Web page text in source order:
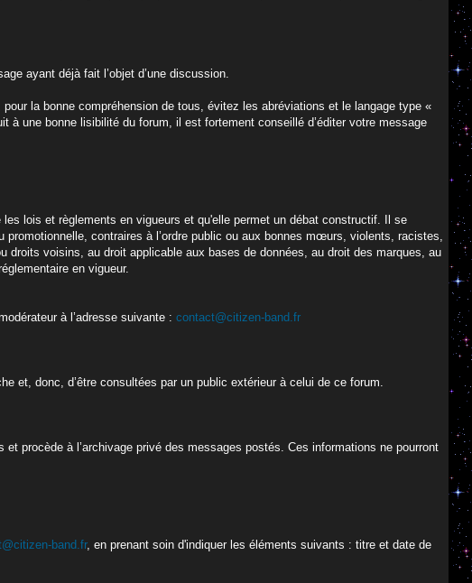
ayant déjà fait l’objet d’une discussion.
la bonne compréhension de tous, évitez les abréviations et le langage type «
une bonne lisibilité du forum, il est fortement conseillé d’éditer votre message
lois et règlements en vigueurs et qu'elle permet un débat constructif. Il se
contraires à l’ordre public ou aux bonnes mœurs, violents, racistes,
droits voisins, au droit applicable aux bases de données, au droit des marques, au
en vigueur.
à l’adresse suivante : contact@citizen-band.fr
et, donc, d’être consultées par un public extérieur à celui de ce forum.
procède à l’archivage privé des messages postés. Ces informations ne pourront
band.fr, en prenant soin d'indiquer les éléments suivants : titre et date de